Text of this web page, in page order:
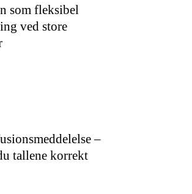
som fleksibel
ved store
–
tallene korrekt